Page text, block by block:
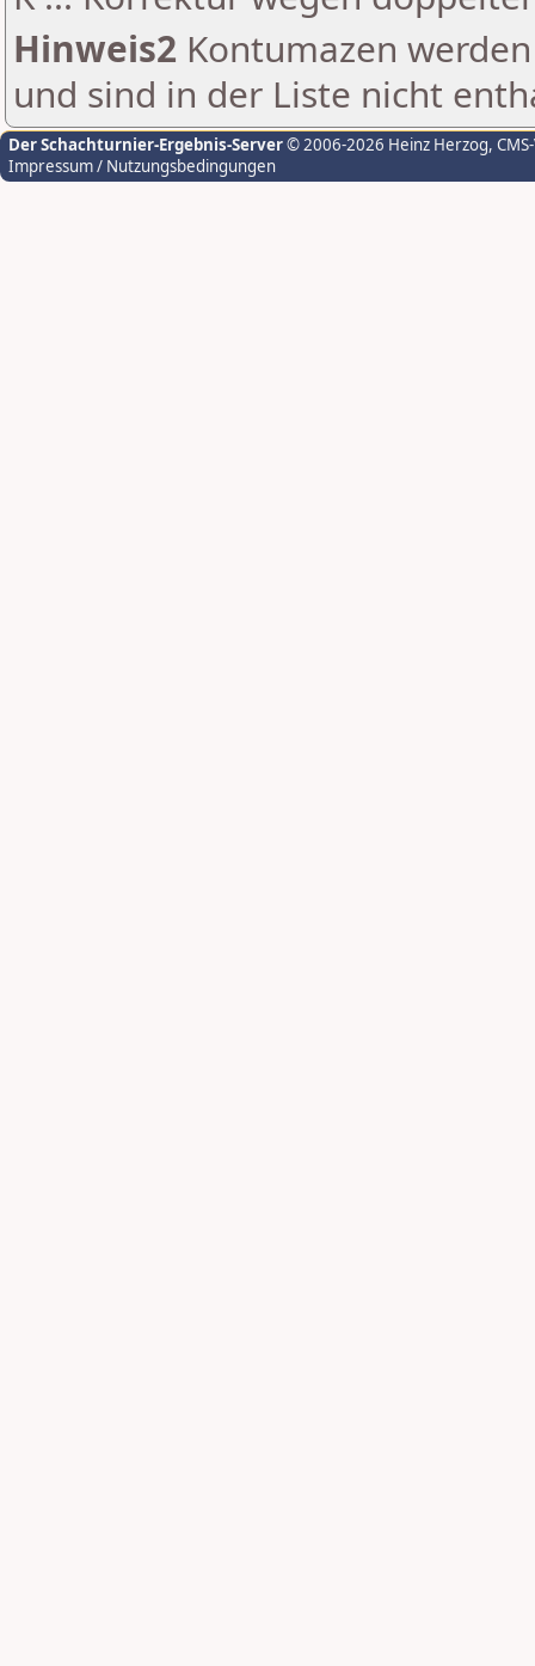
Hinweis2 Kontumazen
und sind in der Liste nicht
Der Schachturnier-Ergebnis-Server© 2006-2026 Heinz Herzog,
Impressum / Nutzungsbedingungen